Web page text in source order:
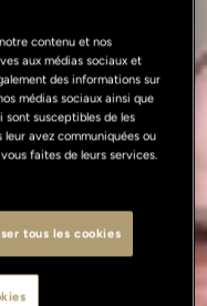
contenu et nos
aux médias sociaux et
des informations sur
médias sociaux ainsi que
susceptibles de les
avez communiquées ou
faites de leurs services.
tous les cookies